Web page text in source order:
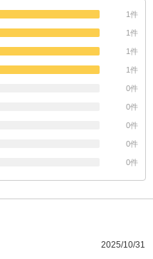
1件
1件
1件
1件
0件
0件
0件
0件
0件
2025/10/31